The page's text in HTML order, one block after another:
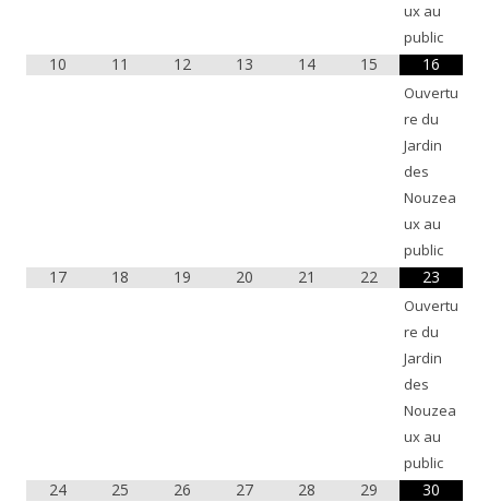
ux au
public
10 11 12 13 14 15 16
Ouvertu
re du
Jardin
des
Nouzea
ux au
public
17 18 19 20 21 22 23
Ouvertu
re du
Jardin
des
Nouzea
ux au
public
24 25 26 27 28 29 30